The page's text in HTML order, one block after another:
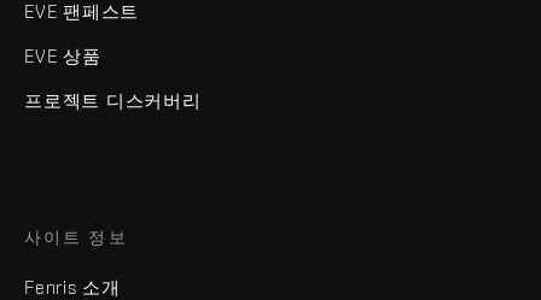
EVE 팬페스트
EVE 상품
프로젝트 디스커버리
사이트 정보
Fenris 소개